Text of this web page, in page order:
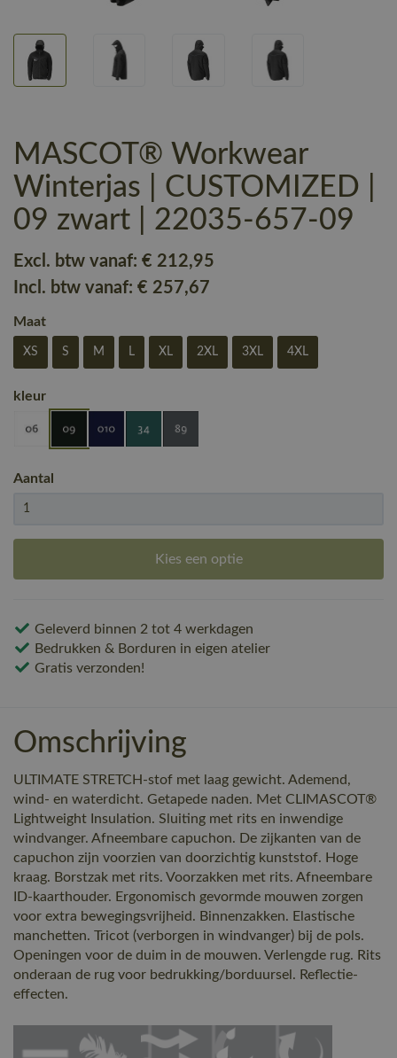
MASCOT® Workwear
Winterjas | CUSTOMIZED |
09 zwart | 22035-657-09
Excl. btw vanaf: € 212,95
Incl. btw vanaf: € 257,67
Maat
XS S M L XL 2XL 3XL 4XL
kleur
Aantal
Kies een optie
Geleverd binnen 2 tot 4 werkdagen
Bedrukken & Borduren in eigen atelier
Gratis verzonden!
Omschrijving
ULTIMATE STRETCH-stof met laag gewicht. Ademend,
wind- en waterdicht. Getapede naden. Met CLIMASCOT®
Lightweight Insulation. Sluiting met rits en inwendige
windvanger. Afneembare capuchon. De zijkanten van de
capuchon zijn voorzien van doorzichtig kunststof. Hoge
kraag. Borstzak met rits. Voorzakken met rits. Afneembare
ID-kaarthouder. Ergonomisch gevormde mouwen zorgen
voor extra bewegingsvrijheid. Binnenzakken. Elastische
manchetten. Tricot (verborgen in windvanger) bij de pols.
Openingen voor de duim in de mouwen. Verlengde rug. Rits
onderaan de rug voor bedrukking/borduursel. Reflectie-
effecten.